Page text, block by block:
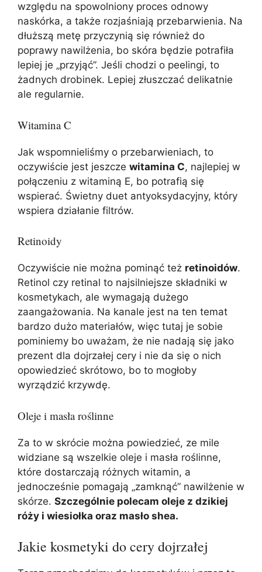
względu na spowolniony proces odnowy
naskórka, a także rozjaśniają przebarwienia. Na
dłuższą metę przyczynią się również do
poprawy nawilżenia, bo skóra będzie potrafiła
lepiej je „przyjąć”. Jeśli chodzi o peelingi, to
żadnych drobinek. Lepiej złuszczać delikatnie
ale regularnie.
Witamina C
Jak wspomnieliśmy o przebarwieniach, to
oczywiście jest jeszcze witamina C, najlepiej w
połączeniu z witaminą E, bo potrafią się
wspierać. Świetny duet antyoksydacyjny, który
wspiera działanie filtrów.
Retinoidy
Oczywiście nie można pominąć też retinoidów.
Retinol czy retinal to najsilniejsze składniki w
kosmetykach, ale wymagają dużego
zaangażowania. Na kanale jest na ten temat
bardzo dużo materiałów, więc tutaj je sobie
pominiemy bo uważam, że nie nadają się jako
prezent dla dojrzałej cery i nie da się o nich
opowiedzieć skrótowo, bo to mogłoby
wyrządzić krzywdę.
Oleje i masła roślinne
Za to w skrócie można powiedzieć, ze mile
widziane są wszelkie oleje i masła roślinne,
które dostarczają różnych witamin, a
jednocześnie pomagają „zamknąć” nawilżenie w
skórze. Szczególnie polecam oleje z dzikiej
róży i wiesiołka oraz masło shea.
Jakie kosmetyki do cery dojrzałej